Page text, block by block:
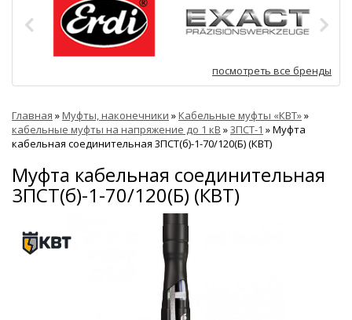
посмотреть все бренды
Главная »Муфты, наконечники »Кабельные муфты «КВТ»»
кабельные муфты на напряжение до 1 кВ »3ПСТ-1 »Муфта
кабельная соединительная 3ПСТ(б)-1-70/120(Б) (КВТ)
Муфта кабельная соединительная
3ПСТ(б)-1-70/120(Б) (КВТ)